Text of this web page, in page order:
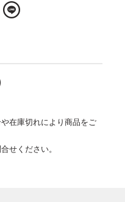
在庫切れにより商品をご
せください。